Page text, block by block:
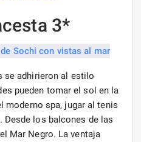
3*
se adhirieron al estilo
pueden tomar el sol en la
moderno spa, jugar al tenis
los balcones de las
Mar Negro. La ventaja